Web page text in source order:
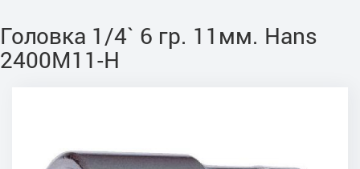
Головка 1/4` 6 гр. 11мм. Hans
2400M11-H